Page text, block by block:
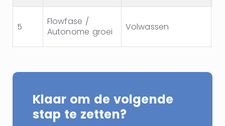
5
Flowfase /
Autonome groei
Volwassen
Klaar om de volgende
stap te zetten?